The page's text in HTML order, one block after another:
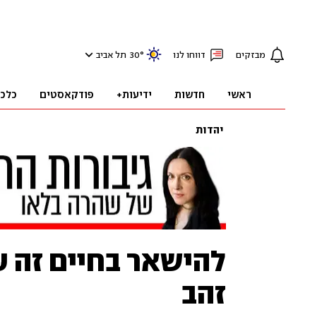
מבזקים דווחו לנו 30° תל אביב
ראשי חדשות ידיעות+ פודקאסטים
יהדות
להישאר בחיים זה
זהב